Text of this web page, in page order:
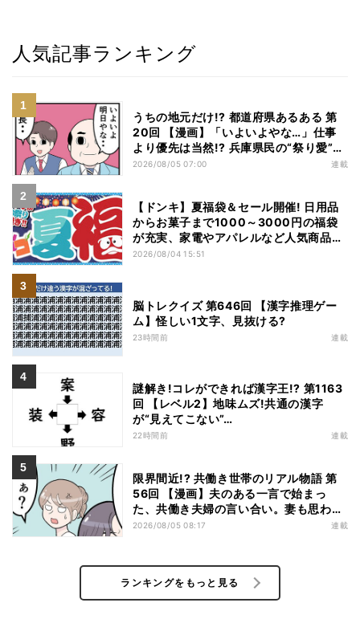
人気記事ランキング
うちの地元だけ!? 都道府県あるある 第
20回 【漫画】「いよいよやな…」仕事
より優先は当然!? 兵庫県民の“祭り愛”が
熱すぎた
2026/08/05 07:00 連載
【ドンキ】夏福袋＆セール開催! 日用品
からお菓子まで1000～3000円の福袋
が充実、家電やアパレルなど人気商品も
特価
2026/08/04 15:51
脳トレクイズ 第646回 【漢字推理ゲー
ム】怪しい1文字、見抜ける?
23時間前 連載
謎解き!コレができれば漢字王!? 第1163
回 【レベル2】地味ムズ!共通の漢字
が“見えてこない”…
22時間前 連載
限界間近!? 共働き世帯のリアル物語 第
56回 【漫画】夫のある一言で始まっ
た、共働き夫婦の言い合い。妻も思わ
ず…
2026/08/05 08:17 連載
ランキングをもっと見る